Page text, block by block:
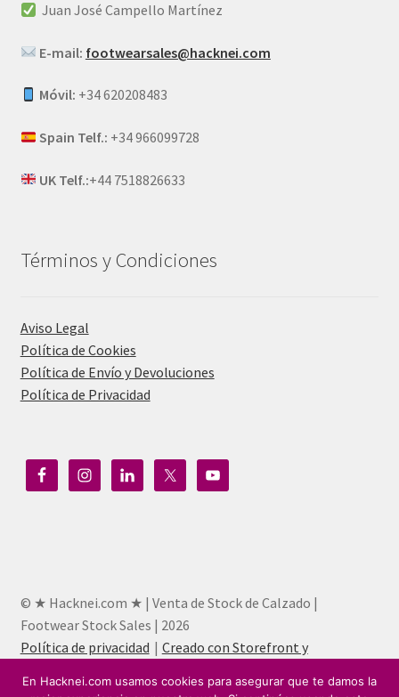
Juan José Campello Martínez
E-mail: footwearsales@hacknei.com
Móvil: +34 620208483
Spain Telf.: +34 966099728
UK Telf.:+44 7518826633
Términos y Condiciones
Aviso Legal
Política de Cookies
Política de Envío y Devoluciones
Política de Privacidad
© ★ Hacknei.com ★ | Venta de Stock de Calzado |
Footwear Stock Sales | 2026
Política de privacidad
Creado con Storefront y
En Hacknei.com usamos cookies para asegurar que te damos la